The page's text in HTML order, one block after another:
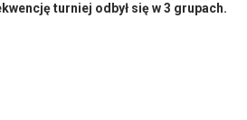
turniej odbył się w 3 grupach.